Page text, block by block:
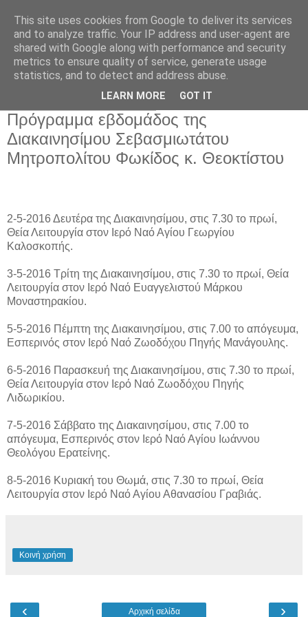
Αρχική Σελίδα
Πρόγραμμα εβδομάδος της
Διακαινησίμου Σεβασμιωτάτου
Μητροπολίτου Φωκίδος κ. Θεοκτίστου
2-5-2016 Δευτέρα της Διακαινησίμου, στις 7.30 το πρωί,
Θεία Λειτουργία στον Ιερό Ναό Αγίου Γεωργίου
Καλοσκοπής.
3-5-2016 Τρίτη της Διακαινησίμου, στις 7.30 το πρωί, Θεία
Λειτουργία στον Ιερό Ναό Ευαγγελιστού Μάρκου
Μοναστηρακίου.
5-5-2016 Πέμπτη της Διακαινησίμου, στις 7.00 το απόγευμα,
Εσπερινός στον Ιερό Ναό Ζωοδόχου Πηγής Μανάγουλης.
6-5-2016 Παρασκευή της Διακαινησίμου, στις 7.30 το πρωί,
Θεία Λειτουργία στον Ιερό Ναό Ζωοδόχου Πηγής
Λιδωρικίου.
7-5-2016 Σάββατο της Διακαινησίμου, στις 7.00 το
απόγευμα, Εσπερινός στον Ιερό Ναό Αγίου Ιωάννου
Θεολόγου Ερατείνης.
8-5-2016 Κυριακή του Θωμά, στις 7.30 το πρωί, Θεία
Λειτουργία στον Ιερό Ναό Αγίου Αθανασίου Γραβιάς.
Κοινή χρήση
‹ ›
Αρχική σελίδα
This site uses cookies from Google to deliver its services
and to analyze traffic. Your IP address and user-agent are
shared with Google along with performance and security
metrics to ensure quality of service, generate usage
statistics, and to detect and address abuse.
LEARN MORE GOT IT